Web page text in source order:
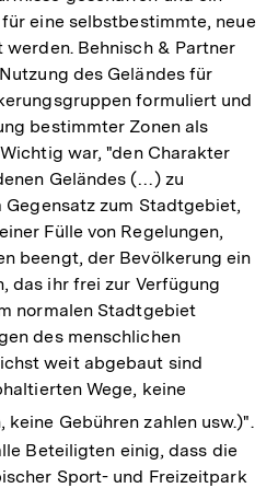
eine selbstbestimmte, neue
Behnisch & Partner
des Geländes für
formuliert und
bestimmter Zonen als
war, "den Charakter
Geländes (…) zu
Gegensatz zum Stadtgebiet,
Fülle von Regelungen,
beengt, der Bevölkerung ein
das ihr frei zur Verfügung
normalen Stadtgebiet
des menschlichen
weit abgebaut sind
Wege, keine
keine Gebühren zahlen usw.)".
Beteiligten einig, dass die
Sport- und Freizeitpark